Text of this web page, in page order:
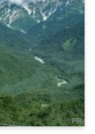
PR